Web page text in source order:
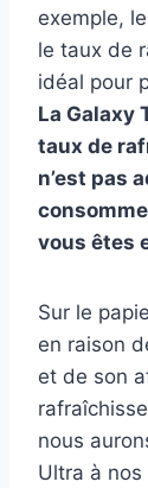
exemple,
le taux de
idéal pour
La Galaxy
taux de
n’est pas
vous êtes
Sur le
en raison
et de son
nous
Ultra à